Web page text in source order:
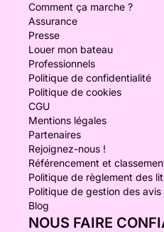
Comment ça marche ?
Assurance
Presse
Louer mon bateau
Professionnels
Politique de confidentialité
Politique de cookies
CGU
Mentions légales
Partenaires
Rejoignez-nous !
Référencement et
Politique de règlement des
Politique de gestion des avis
Blog
NOUS FAIRE